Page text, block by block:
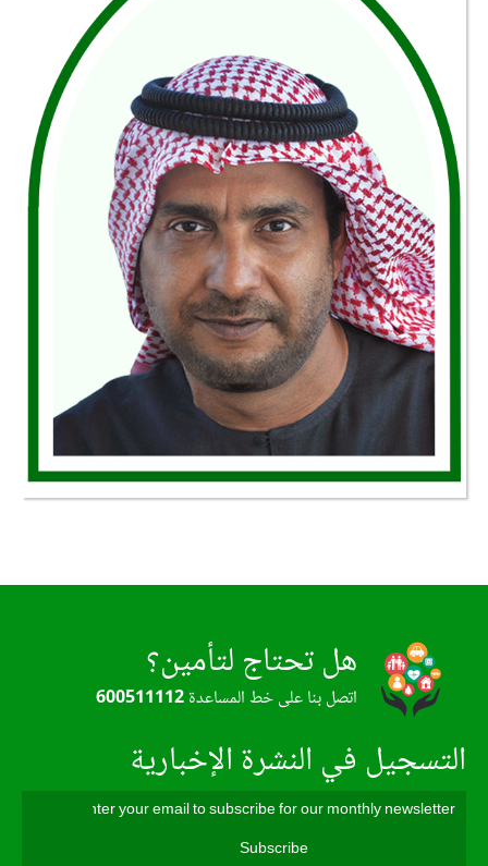
هل تحتاج لتأمين؟
اتصل بنا على خط المساعدة600511112
التسجيل في النشرة الإخبارية